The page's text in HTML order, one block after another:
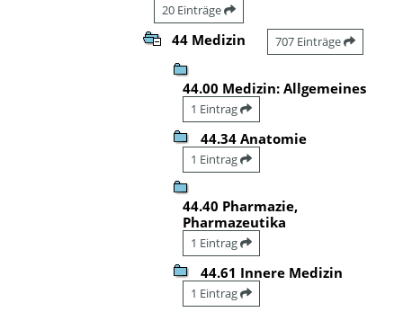
20 Einträge
44 Medizin 707 Einträge
44.00 Medizin: Allgemeines
1 Eintrag
44.34 Anatomie
1 Eintrag
44.40 Pharmazie,
Pharmazeutika
1 Eintrag
44.61 Innere Medizin
1 Eintrag